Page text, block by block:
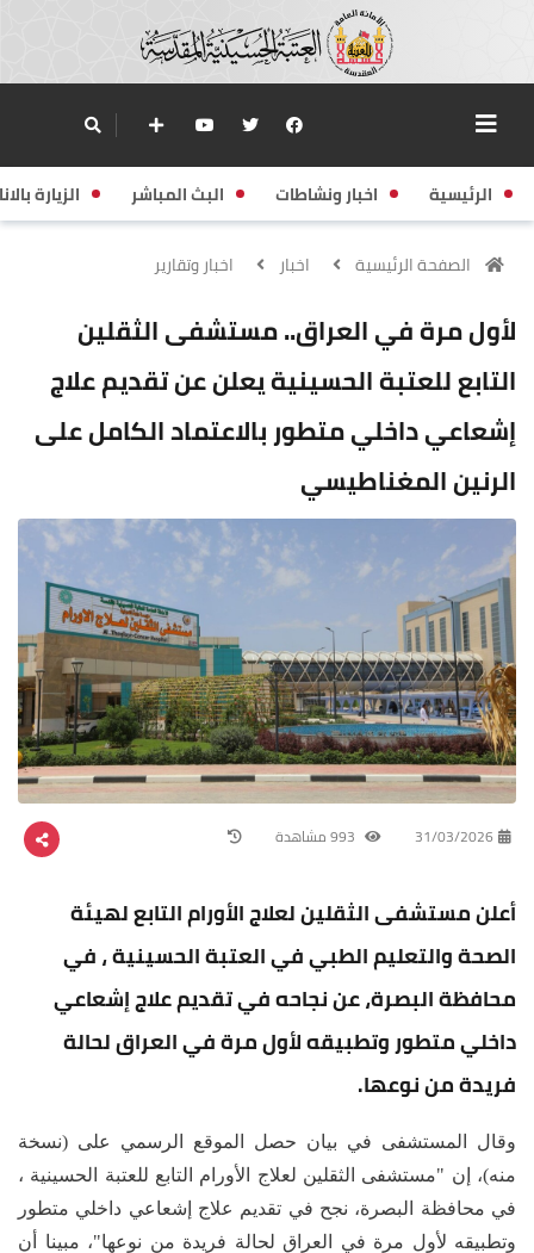
الرئيسية اخبار ونشاطات البث المباشر الزيارة
الصفحة الرئيسية اخبار اخبار وتقارير
لأول مرة في العراق.. مستشفى الثقلين
التابع للعتبة الحسينية يعلن عن تقديم علاج
إشعاعي داخلي متطور بالاعتماد الكامل على
الرنين المغناطيسي
31/03/2026
أعلن مستشفى الثقلين لعلاج الأورام التابع لهيئة
الصحة والتعليم الطبي في العتبة الحسينية ، في
محافظة البصرة، عن نجاحه في تقديم علاج إشعاعي
داخلي متطور وتطبيقه لأول مرة في العراق لحالة
فريدة من نوعها.
وقال المستشفى في بيان حصل الموقع الرسمي على (نسخة
منه)، إن "مستشفى الثقلين لعلاج الأورام التابع للعتبة الحسينية ،
في محافظة البصرة، نجح في تقديم علاج إشعاعي داخلي متطور
وتطبيقه لأول مرة في العراق لحالة فريدة من نوعها"، مبينا أن